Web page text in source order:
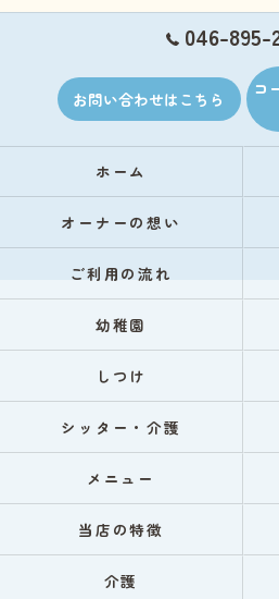
046-895-
お問い合わせはこちら
コ
ホーム
オーナーの想い
ご利用の流れ
幼稚園
しつけ
シッター・介護
メニュー
当店の特徴
介護